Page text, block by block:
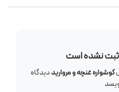
نشده است
گوشواره غنچه و مرواریددیدگاه